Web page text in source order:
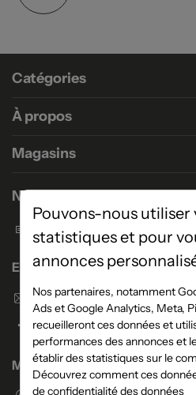
Catégories
À propos
Magasins
Nous contacter
Formulaire de contact
Enseigne Atlas Home
Envoyer un email
Magasins
Pouvons-nous utiliser
statistiques et pour
annonces
Nos partenaires, notamment
Ads et Google Analytics, Meta,
recueilleront ces données et
performances des annonces et
établir des statistiques sur le
Découvrez comment ces
de confidentialité des données